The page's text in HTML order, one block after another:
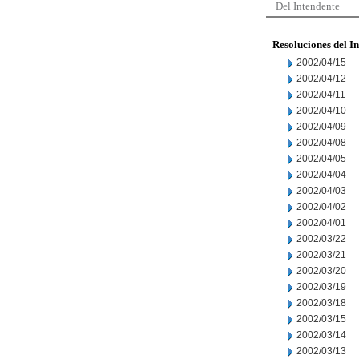
Del Intendente
Resoluciones del
2002/04/15
2002/04/12
2002/04/11
2002/04/10
2002/04/09
2002/04/08
2002/04/05
2002/04/04
2002/04/03
2002/04/02
2002/04/01
2002/03/22
2002/03/21
2002/03/20
2002/03/19
2002/03/18
2002/03/15
2002/03/14
2002/03/13